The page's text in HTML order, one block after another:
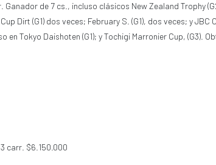
de 7 cs., incluso clásicos New Zealand Trophy
Dirt (G1) dos veces; February S. (G1), dos veces; y JBC
Tokyo Daishoten (G1); y Tochigi Marronier Cup, (G3).
3 carr. $6.150.000